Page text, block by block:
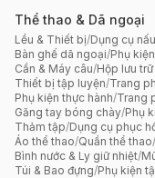
Thể thao & Dã ngoại
Lều & Thiết bị/Dụng cụ
Bàn ghế dã ngoại/Phụ
Cần & Máy câu/Hộp lưu
Thiết bị tập luyện/Trang
Phụ kiện thực hành/Trang
Găng tay bóng chày/Phụ
Thảm tập/Dụng cụ phục
Áo thể thao/Quần thể thao/
Bình nước & Ly giữ nhiệt/
Túi & Bao đựng/Phụ kiện